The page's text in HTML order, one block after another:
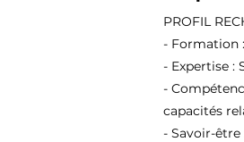
PROFIL
- Formation
- Expertise :
-
capacités
- Savoir-